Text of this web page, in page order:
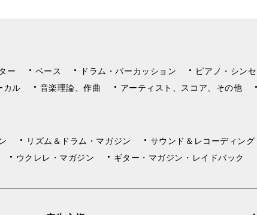
ー ベース ドラム・パーカッション ピアノ・シン
カル 音楽理論、作曲 アーティスト、スコア、その他
リズム＆ドラム・マガジン
サウンド＆レコーディング
ウクレレ・マガジン ギター・マガジン・レイドバック